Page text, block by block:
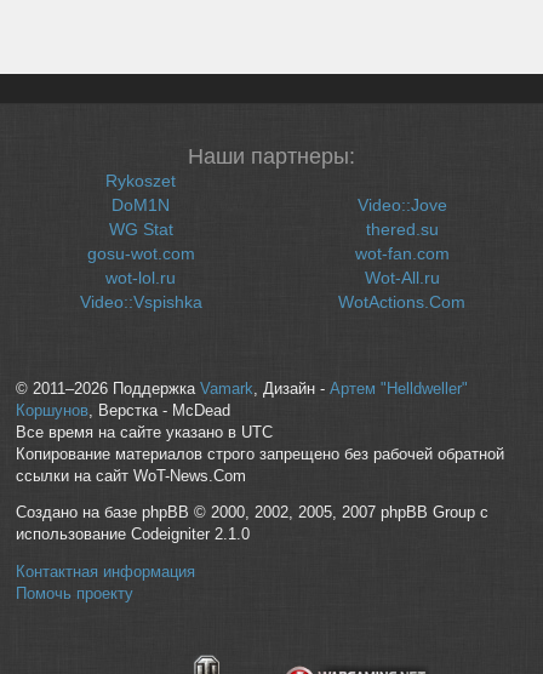
Наши партнеры:
Rykoszet
DoM1N
WG Stat
gosu-wot.com
wot-lol.ru
Video::Vspishka
Video::Jove
thered.su
wot-fan.com
Wot-All.ru
WotActions.Com
© 2011–2026 Поддержка Vamark, Дизайн - Артем "Helldweller"
Коршунов, Верстка - McDead
Все время на сайте указано в UTC
Копирование материалов строго запрещено без рабочей обратной
ссылки на сайт WoT-News.Com
Создано на базе phpBB © 2000, 2002, 2005, 2007 phpBB Group с
использование Codeigniter 2.1.0
Контактная информация
Помочь проекту